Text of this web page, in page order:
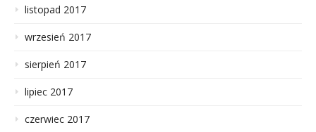
listopad 2017
wrzesień 2017
sierpień 2017
lipiec 2017
czerwiec 2017